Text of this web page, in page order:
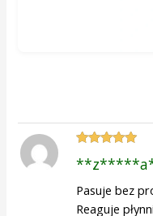
na 5
Pasuje bez
Reaguje